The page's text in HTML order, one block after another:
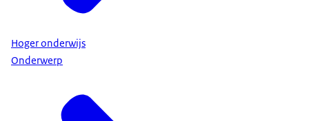
Hoger onderwijs
Onderwerp